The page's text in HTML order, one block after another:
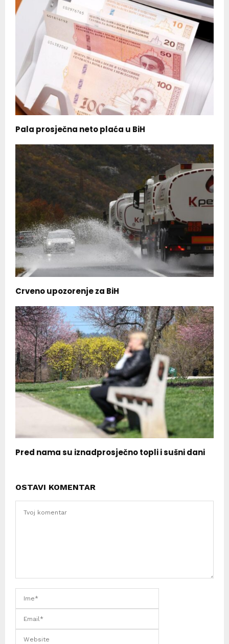
Pala prosječna neto plaća u BiH
Crveno upozorenje za BiH
Pred nama su iznadprosječno topli i sušni dani
OSTAVI KOMENTAR